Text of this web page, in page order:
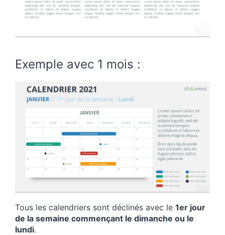
Exemple avec 1 mois :
Tous les calendriers sont déclinés avec le 1er jour
de la semaine commençant le dimanche ou le
lundi.